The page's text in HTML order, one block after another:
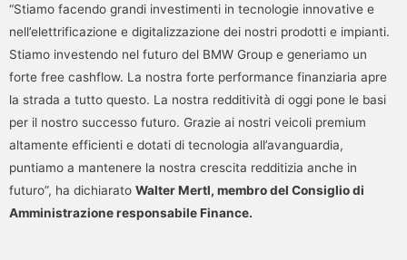
“Stiamo facendo grandi investimenti in tecnologie innovative e
nell’elettrificazione e digitalizzazione dei nostri prodotti e impianti.
Stiamo investendo nel futuro del BMW Group e generiamo un
forte free cashflow. La nostra forte performance finanziaria apre
la strada a tutto questo. La nostra redditività di oggi pone le basi
per il nostro successo futuro. Grazie ai nostri veicoli premium
altamente efficienti e dotati di tecnologia all’avanguardia,
puntiamo a mantenere la nostra crescita redditizia anche in
futuro”, ha dichiarato Walter Mertl, membro del Consiglio di
Amministrazione responsabile Finance.